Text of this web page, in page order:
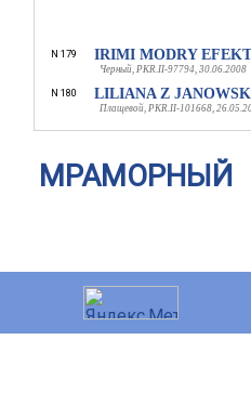
N 179 IRIMI MODRY EFEKT
Черный, PKR.II-97794, 30.06.2008
N 180 LILIANA Z
Плащевой, PKR.II-101668,
МРАМОРНЫЙ